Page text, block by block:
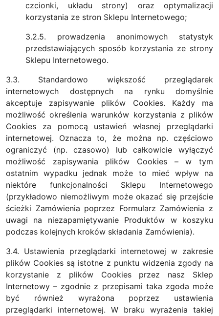
czcionki, układu strony) oraz optymalizacji
korzystania ze stron Sklepu Internetowego;
3.2.5. prowadzenia anonimowych statystyk
przedstawiających sposób korzystania ze strony
Sklepu Internetowego.
3.3. Standardowo większość przeglądarek
internetowych dostępnych na rynku domyślnie
akceptuje zapisywanie plików Cookies. Każdy ma
możliwość określenia warunków korzystania z plików
Cookies za pomocą ustawień własnej przeglądarki
internetowej. Oznacza to, że można np. częściowo
ograniczyć (np. czasowo) lub całkowicie wyłączyć
możliwość zapisywania plików Cookies – w tym
ostatnim wypadku jednak może to mieć wpływ na
niektóre funkcjonalności Sklepu Internetowego
(przykładowo niemożliwym może okazać się przejście
ścieżki Zamówienia poprzez Formularz Zamówienia z
uwagi na niezapamiętywanie Produktów w koszyku
podczas kolejnych kroków składania Zamówienia).
3.4. Ustawienia przeglądarki internetowej w zakresie
plików Cookies są istotne z punktu widzenia zgody na
korzystanie z plików Cookies przez nasz Sklep
Internetowy – zgodnie z przepisami taka zgoda może
być również wyrażona poprzez ustawienia
przeglądarki internetowej. W braku wyrażenia takiej